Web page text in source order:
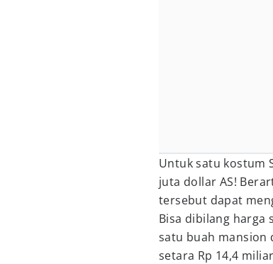
Untuk satu kostum
juta dollar AS!
tersebut dapat
Bisa dibilang harga
satu buah mansion
setara Rp 14,4